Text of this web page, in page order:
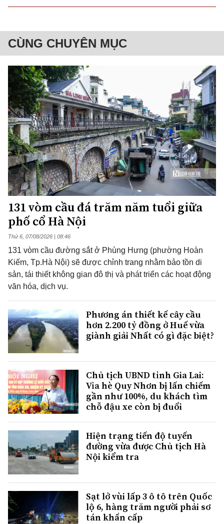
CÙNG CHUYÊN MỤC
131 vòm cầu đá trăm năm tuổi giữa
phố cổ Hà Nội
Thứ 6, 07/08/2026 | 08:46
131 vòm cầu đường sắt ở Phùng Hưng (phường Hoàn
Kiếm, Tp.Hà Nội) sẽ được chỉnh trang nhằm bảo tồn di
sản, tái thiết không gian đô thị và phát triển các hoạt động
văn hóa, dịch vụ.
Phương án thiết kế cây cầu
hơn 2.200 tỷ đồng ở Huế vừa
giành giải Nhất có gì đặc biệt?
Chủ tịch UBND tỉnh Gia Lai:
Vỉa hè Quy Nhơn bị lấn chiếm
gần như 100%, du khách tìm
chỗ đậu xe còn bị đuổi
Hiện trạng tiến độ tuyến
đường vừa được Chủ tịch Hà
Nội kiểm tra
Sạt lở vùi lấp 3 ô tô trên Quốc
lộ 6, hàng trăm người phải sơ
tán khẩn cấp